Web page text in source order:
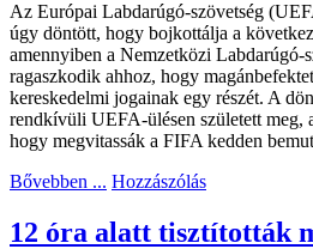
Az Európai Labdarúgó-szövetség
úgy döntött, hogy bojkottálja a
amennyiben a Nemzetközi Labdarúgó-
ragaszkodik ahhoz, hogy
kereskedelmi jogainak egy részét. A
rendkívüli UEFA-ülésen született meg,
hogy megvitassák a FIFA kedden
Bővebben ... Hozzászólás
12 óra alatt tisztították